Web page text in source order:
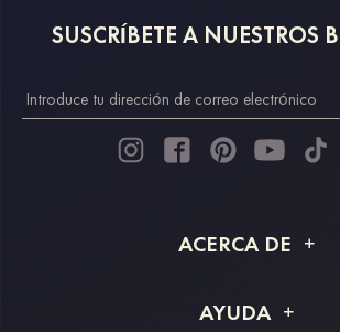
SUSCRÍBETE A NUESTROS
ACERCA DE
Información de envío
AYUDA